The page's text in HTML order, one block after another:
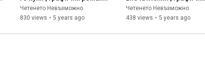
Marvel #14
Четенето Невъзможно
830 views • 5 years ago
романи Marvel #8
Четенето Невъзможно
438 views • 5 years ago